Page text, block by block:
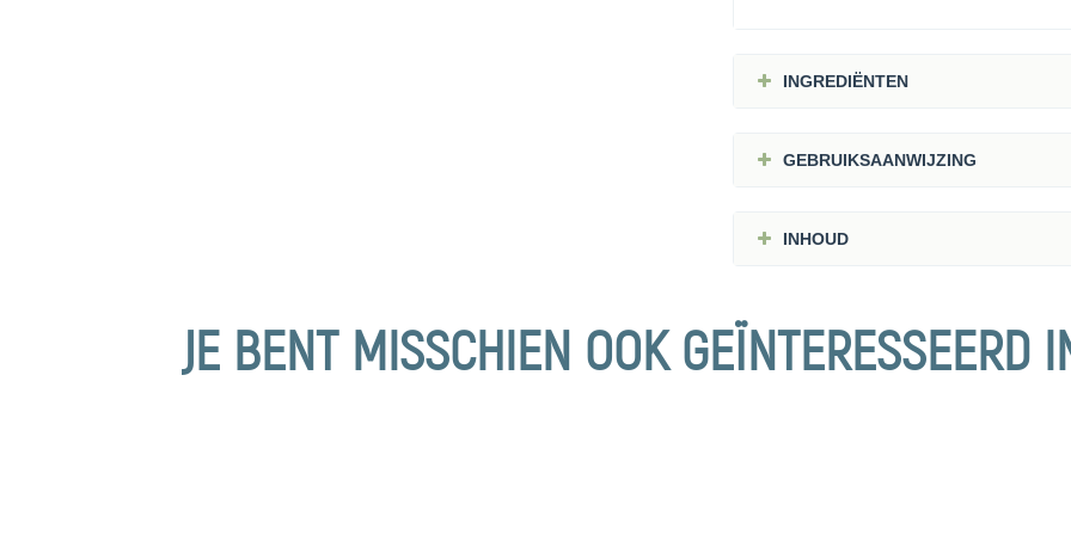
INGREDIËNTEN
GEBRUIKSAANWIJZING
INHOUD
JE BENT MISSCHIEN OOK GEÏNTERESSEERD